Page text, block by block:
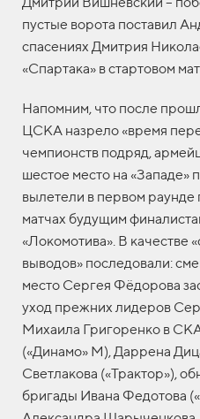
пустые ворота поставил
спасениях Дмитрия
«Спартака» в стартовом
Напомним, что после
ЦСКА назрело «время
чемпионств подряд,
шестое место на «Западе»
вылетели в первом раунде
матчах будущим
«Локомотива». В качестве
выводов» последовали:
место Сергея Фёдорова
уход прежних лидеров
Михаила Григоренко в
(«Динамо» М), Даррена
Светлакова («Трактор»),
бригады Ивана Федотова